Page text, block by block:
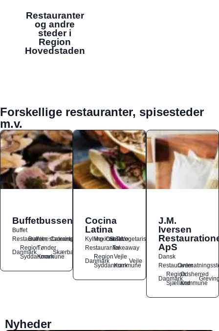
Restauranter
og andre
steder i
Region
Hovedstaden
Forskellige restauranter, spisesteder
m.v.
Buffetbussen
Buffet
Restauranter
Buffetrestauranter
Catering
Danmark
Region
Syddanmark
Tønder
Kommune
Skærbæk
Cocina
Latina
Kylling
Mexicansk
OstSalat
TacoVegetarisk
RestauranterTakeaway
Danmark
Region
Syddanmark
Vejle
Kommune
Vejle
J.M.
Iversen
ApS
Dansk
Restauranter
Danmark
Region
Sjælland
Odsherred
Kommune
Nyheder